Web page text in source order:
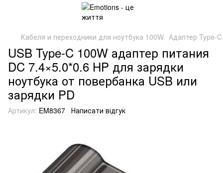
Кабеля и переходники для ноутбука 100W Адаптер Type-
USB Type-C 100W адаптер питания
DC 7.4×5.0*0.6 HP для зарядки
ноутбука от повербанка USB или
зарядки PD
Артикул: EM8367 Написати відгук